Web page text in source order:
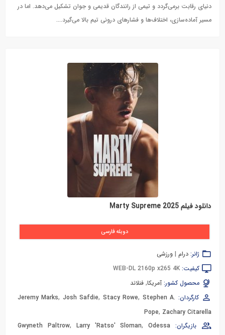
دنیای رقابت برمی‌گردد و تیمی از رانندگان قدیمی و جوان تشکیل می‌دهد. اما در
مسیر آماده‌سازی، اختلاف‌ها و فشارهای درونی تیم بالا می‌گیرد....
دانلود فیلم Marty Supreme 2025
دوبله فارسی
ژانر: درام | ورزشی
کیفیت: WEB-DL 2160p x265 4K
محصول کشور: آمریکا, فنلاند
کارگردان:
Jeremy Marks, Josh Safdie, Stacy Rowe, Stephen A.
Pope, Zachary Citarella
بازیگران:
Gwyneth Paltrow, Larry 'Ratso' Sloman,Odessa